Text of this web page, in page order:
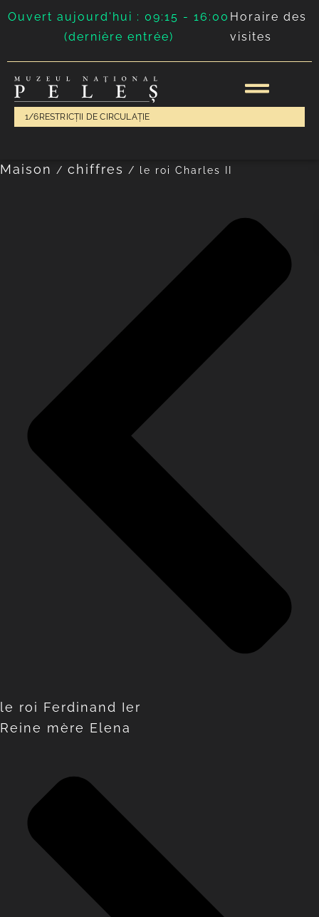
Ouvert aujourd'hui : 09:15 - 16:00
(dernière entrée)
Horaire des
visites
1/6 RESTRICȚII DE CIRCULAȚIE
Maison / chiffres / le roi Charles II
le roi Ferdinand Ier
Reine mère Elena